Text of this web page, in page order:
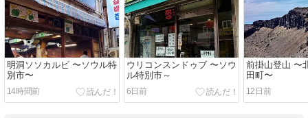
明洞ソソカルビ 〜ソウル特
別市〜
14時間前
ウリコンスンドゥブ 〜ソウ
ル特別市～
6日前
前掛山登山 〜
田町〜
12日前